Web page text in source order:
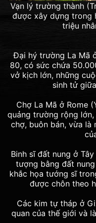
Vạn lý trường thành
được xây dựng trong
triệu
Đại hý trường La Mã
80, có sức chứa
vở kịch lớn, những
sinh tử
Chợ La Mã ở Rome
quảng trường rộng
chợ, buôn bán, vừa
Binh sĩ đất nung ở
tượng bằng đất
khắc họa tướng sĩ
được chôn theo
Các kim tự tháp ở
quan của thế giới và